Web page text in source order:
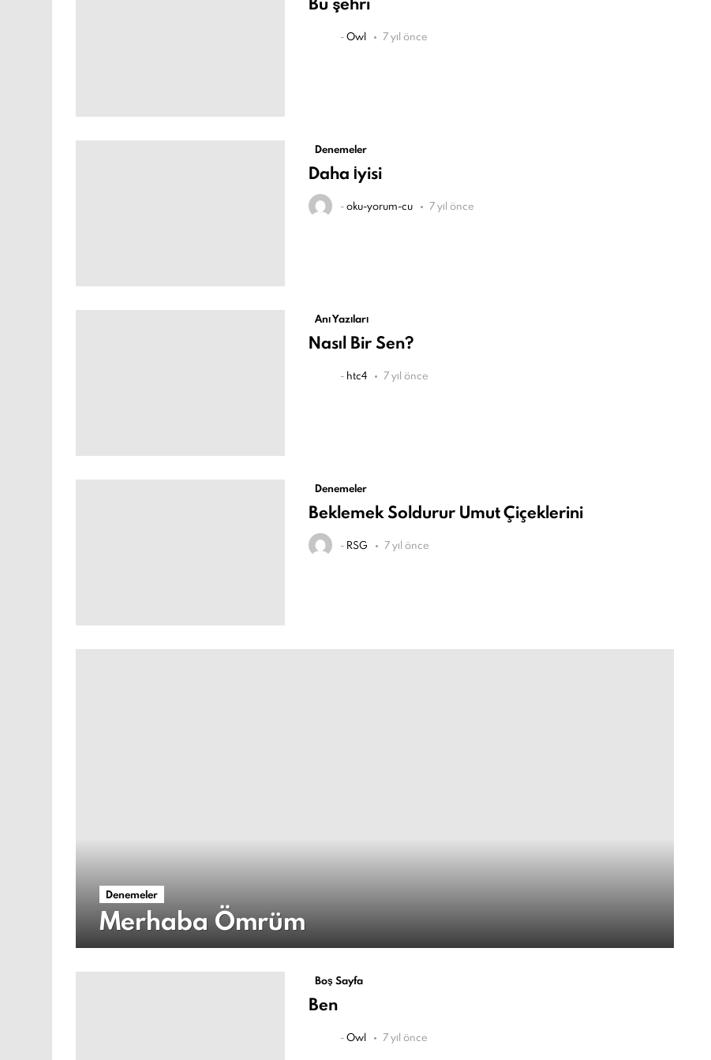
-Owl 7 yıl önce
Denemeler
Daha İyisi
-oku-yorum-cu 7 yıl önce
Anı Yazıları
Nasıl Bir Sen?
- htc4 7 yıl önce
Denemeler
Beklemek Soldurur Umut Çiçeklerini
- RSG 7 yıl önce
Denemeler
Merhaba Ömrüm
Boş Sayfa
Ben
-Owl 7 yıl önce